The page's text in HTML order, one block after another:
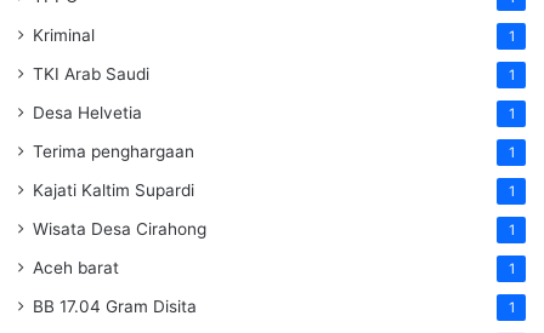
Kriminal 1
TKI Arab Saudi 1
Desa Helvetia 1
Terima penghargaan 1
Kajati Kaltim Supardi 1
Wisata Desa Cirahong 1
Aceh barat 1
BB 17.04 Gram Disita 1